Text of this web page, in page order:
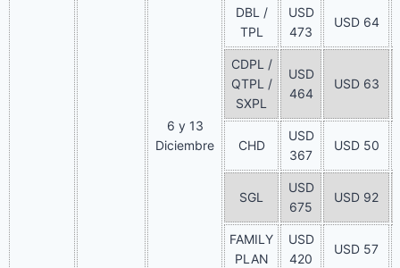
6 y 13
Diciembre
DBL /
TPL
USD
473
USD 64
CDPL /
QTPL /
SXPL
USD
464
USD 63
CHD
USD
367
USD 50
SGL
USD
675
USD 92
FAMILY
PLAN
USD
420
USD 57